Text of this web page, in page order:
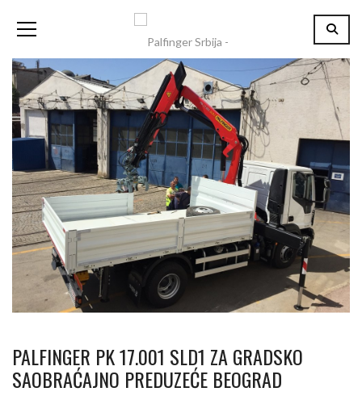
PALFINGER PK 17.001 SLD1 ZA GRADSKO
SAOBRAĆAJNO PREDUZEĆE BEOGRAD